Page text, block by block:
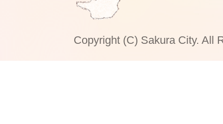
Copyright (C) Sakura City. All